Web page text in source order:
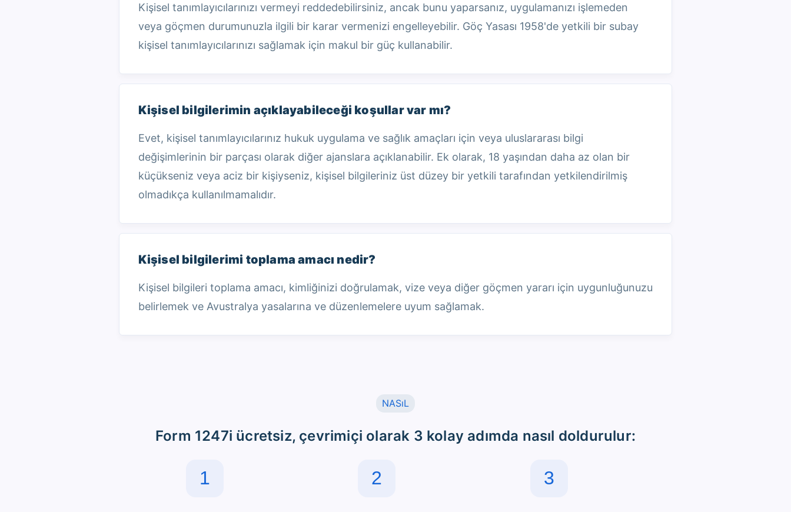
Kişisel tanımlayıcılarınızı vermeyi reddedebilirsiniz, ancak bunu yaparsanız, uygulamanızı işlemeden
veya göçmen durumunuzla ilgili bir karar vermenizi engelleyebilir. Göç Yasası 1958'de yetkili bir subay
kişisel tanımlayıcılarınızı sağlamak için makul bir güç kullanabilir.
Kişisel bilgilerimin açıklayabileceği koşullar var mı?
Evet, kişisel tanımlayıcılarınız hukuk uygulama ve sağlık amaçları için veya uluslararası bilgi
değişimlerinin bir parçası olarak diğer ajanslara açıklanabilir. Ek olarak, 18 yaşından daha az olan bir
küçükseniz veya aciz bir kişiyseniz, kişisel bilgileriniz üst düzey bir yetkili tarafından yetkilendirilmiş
olmadıkça kullanılmamalıdır.
Kişisel bilgilerimi toplama amacı nedir?
Kişisel bilgileri toplama amacı, kimliğinizi doğrulamak, vize veya diğer göçmen yararı için uygunluğunuzu
belirlemek ve Avustralya yasalarına ve düzenlemelere uyum sağlamak.
NASıL
Form 1247i ücretsiz, çevrimiçi olarak 3 kolay adımda nasıl doldurulur:
1 2 3